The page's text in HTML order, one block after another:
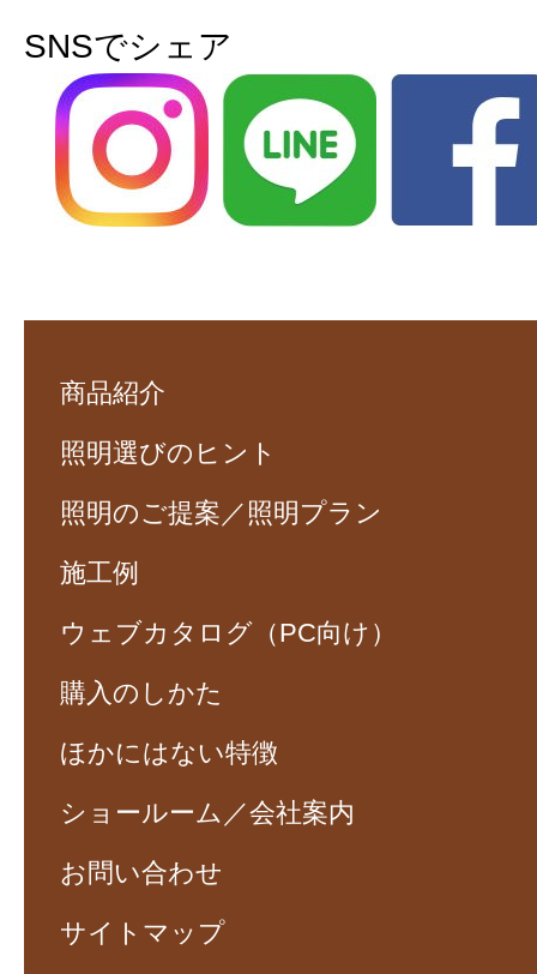
SNSでシェア
商品紹介
照明選びのヒント
照明のご提案／照明プラン
施工例
ウェブカタログ（PC向け）
購入のしかた
ほかにはない特徴
ショールーム／会社案内
お問い合わせ
サイトマップ